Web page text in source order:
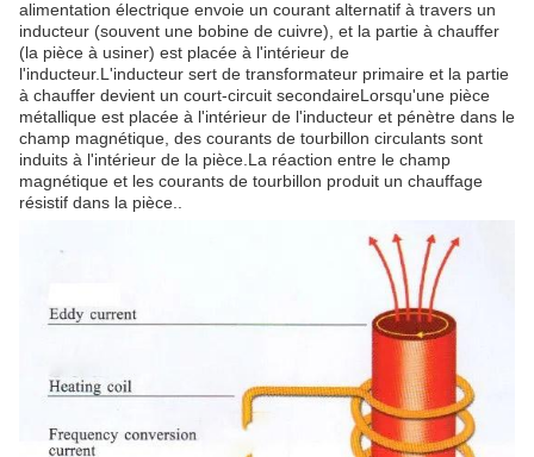
alimentation électrique envoie un courant alternatif à travers un
inducteur (souvent une bobine de cuivre), et la partie à chauffer
(la pièce à usiner) est placée à l'intérieur de
l'inducteur.L'inducteur sert de transformateur primaire et la partie
à chauffer devient un court-circuit secondaireLorsqu'une pièce
métallique est placée à l'intérieur de l'inducteur et pénètre dans le
champ magnétique, des courants de tourbillon circulants sont
induits à l'intérieur de la pièce.La réaction entre le champ
magnétique et les courants de tourbillon produit un chauffage
résistif dans la pièce..